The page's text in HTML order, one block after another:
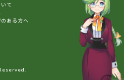
て
ある方へ